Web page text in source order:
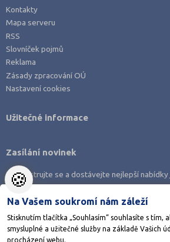
Kontakty
Mapa serveru
RSS
Slovníček pojmů
Reklama
Zásady zpracování OÚ
Nastavení cookies
Stáhněte si aplikaci Adresář
Užitečné informace
Zasílání novinek
Zaregistrujte se a dostávejte nejlepší nabídky
🍪
Na Vašem soukromí nám záleží
Stisknutím tlačítka „Souhlasím“ souhlasíte s tím,
smysluplné a užitečné služby na základě Vašich
procházení webu.